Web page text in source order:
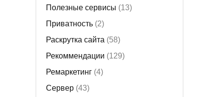
Полезные сервисы (13)
Приватность(2)
Раскрутка сайта (58)
Рекоммендации (129)
Ремаркетинг(4)
Сервер(43)